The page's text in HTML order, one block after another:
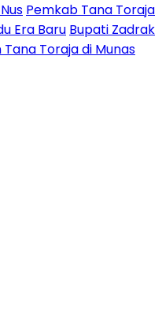
Pemkab Tana Toraja
Era Baru Bupati Zadrak
Toraja di Munas